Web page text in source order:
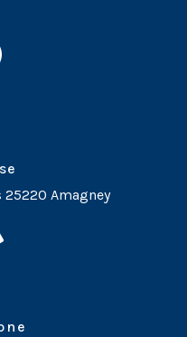
25220 Amagney